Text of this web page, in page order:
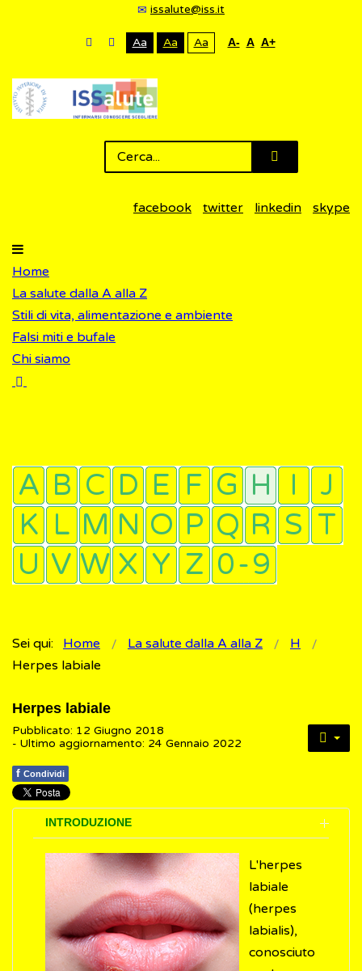
issalute@iss.it
Aa Aa Aa A- A A+
facebook twitter linkedin skype
Home
La salute dalla A alla Z
Stili di vita, alimentazione e ambiente
Falsi miti e bufale
Chi siamo
Sei qui: Home La salute dalla A alla Z
H
Herpes labiale
Herpes labiale
Pubblicato: 12 Giugno 2018
- Ultimo aggiornamento: 24 Gennaio 2022
f Condividi
INTRODUZIONE
L'herpes
labiale
(herpes
labialis),
conosciuto